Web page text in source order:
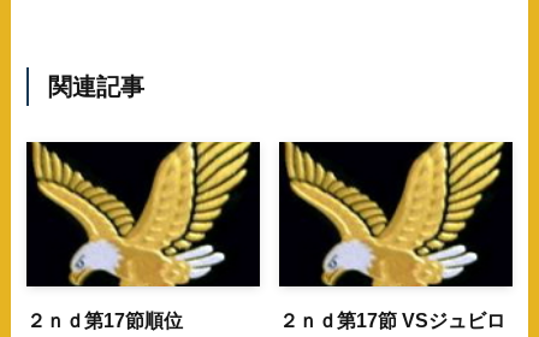
関連記事
２ｎｄ第17節順位
２ｎｄ第17節 VSジュビロ